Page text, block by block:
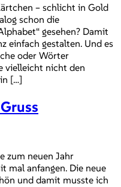
– schlicht in Gold
schon die
gesehen? Damit
einfach gestalten. Und es
oder Wörter
vielleicht nicht den
[…]
zum neuen Jahr
mal anfangen. Die neue
und damit musste ich